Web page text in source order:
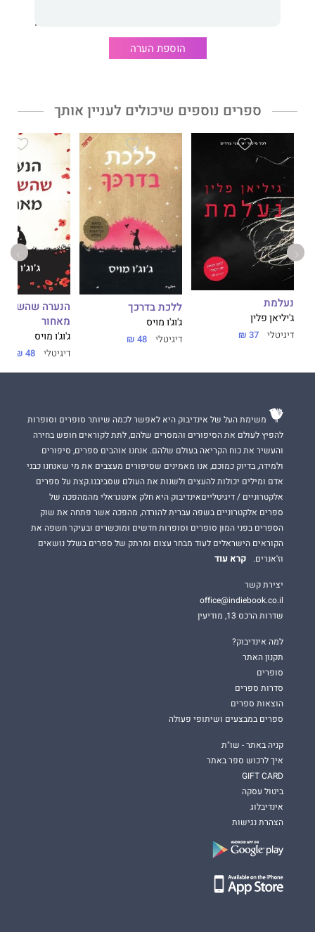
הוספת הערה
ספרים נוספים שיכולים לעניין אותך
נעלמת
ג'יליאן פלין
דיגיטלי 37 ₪
ללכת בדרכך
ג'וג'ו מויס
דיגיטלי 48 ₪
הנערה
מאחור
ג'וג'ו מויס
דיגיטלי 48 ₪
משימת העל של אינדיבוק היא לאפשר לכמה שיותר סופרים וסופרות
להפיץ לעולם את הסיפורים והמסרים שלהם, לתת לקוראים חופש בחירה
והעשיר את כוח הקריאה בעולם שלהם. אנחנו אוהבים ספרים, סיפורים
ולמידה, בדיוק כמוכם, אנו מאמינים שסיפורים מעצבים את מי שאנחנו כבני
אדם ומילים יכולות להעצים ולשנות את העולם שסביבנו.קצת על ספרים
אלקטרוניים / דיגיטלייםאינדיבוק היא חלק אינטגראלי מהמהפכה של
ספרים אלקטרוניים בשפה עברית להורדה, מהפכה אשר פתחה את שוק
הספרים בפני המון סופרים וסופרות חדשים ומוכשרים ובעיקר חשפה את
הקוראים הישראלים לעוד מבחר עצום ומרתק של ספרים בשלל נושאים
וז'אנרים.
קרא עוד
יצירת קשר
office@indiebook.co.il
שדרות הרכס 13, מודיעין
למה אינדיבוק?
תקנון האתר
סופרים
סדרות ספרים
הוצאות ספרים
ספרים במבצעים ושיתופי פעולה
קניה באתר - שו"ת
איך לרכוש ספר באתר
GIFT CARD
ביטול עסקה
אינדיבלוג
הצהרת נגישות